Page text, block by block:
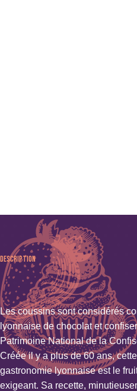
Description
Les coussins sont considérés
lyonnaise de chocolat et
Patrimoine National de la
Créée il y a plus de 60 ans,
gastronomie lyonnaise est le
exigeant. Sa recette,